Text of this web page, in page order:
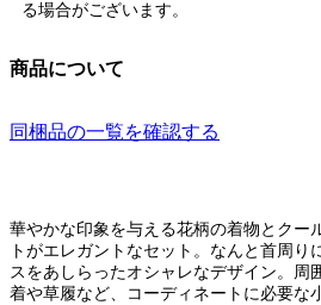
る場合がございます。
商品について
同梱品の一覧を確認する
華やかな印象を与える花柄の着物とクー
トがエレガントなセット。なんと首周り
スをあしらったオシャレなデザイン。周
着や草履など、コーディネートに必要な